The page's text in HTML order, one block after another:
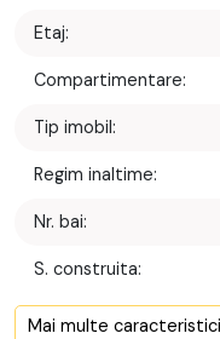
Etaj:
Compartimentare:
Tip imobil:
Regim inaltime:
Nr. bai:
S. construita:
Confort:
Mai multe caracteristici